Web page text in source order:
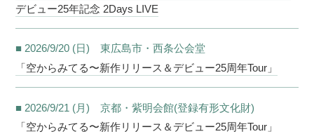
デビュー25年記念 2Days LIVE
■ 2026/9/20 (日) 東広島市・西条公会堂
「空からみてる〜新作リリース＆デビュー25周年Tour」
■ 2026/9/21 (月) 京都・紫明会館(登録有形文化財)
「空からみてる〜新作リリース＆デビュー25周年Tour」